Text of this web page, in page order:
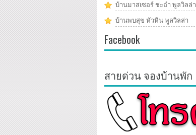
บ้านมาสเซอร์ ชะอำ พูลวิลล่า
บ้านพบสุข หัวหิน พูลวิลล่า
Facebook
สายด่วน จองบ้านพัก